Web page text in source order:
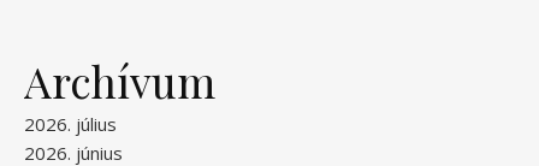
Archívum
2026. július
2026. június